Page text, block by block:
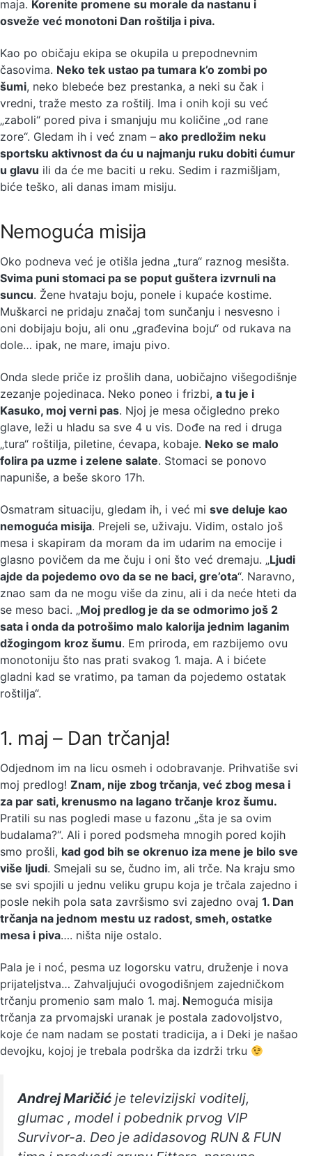
maja. Korenite promene su morale da nastanu i
osveže već monotoni Dan roštilja i piva.
Kao po običaju ekipa se okupila u prepodnevnim
časovima. Neko tek ustao pa tumara k’o zombi po
šumi, neko blebeće bez prestanka, a neki su čak i
vredni, traže mesto za roštilj. Ima i onih koji su već
„zaboli“ pored piva i smanjuju mu količine „od rane
zore“. Gledam ih i već znam – ako predložim neku
sportsku aktivnost da ću u najmanju ruku dobiti ćumur
u glavu ili da će me baciti u reku. Sedim i razmišljam,
biće teško, ali danas imam misiju.
Nemoguća misija
Oko podneva već je otišla jedna „tura“ raznog mesišta.
Svima puni stomaci pa se poput guštera izvrnuli na
suncu. Žene hvataju boju, ponele i kupaće kostime.
Muškarci ne pridaju značaj tom sunčanju i nesvesno i
oni dobijaju boju, ali onu „građevina boju“ od rukava na
dole… ipak, ne mare, imaju pivo.
Onda slede priče iz prošlih dana, uobičajno višegodišnje
zezanje pojedinaca. Neko poneo i frizbi, a tu je i
Kasuko, moj verni pas. Njoj je mesa očigledno preko
glave, leži u hladu sa sve 4 u vis. Dođe na red i druga
„tura“ roštilja, piletine, ćevapa, kobaje. Neko se malo
folira pa uzme i zelene salate. Stomaci se ponovo
napuniše, a beše skoro 17h.
Osmatram situaciju, gledam ih, i već mi sve deluje kao
nemoguća misija. Prejeli se, uživaju. Vidim, ostalo još
mesa i skapiram da moram da im udarim na emocije i
glasno povičem da me čuju i oni što već dremaju. „Ljudi
ajde da pojedemo ovo da se ne baci, gre’ota“. Naravno,
znao sam da ne mogu više da zinu, ali i da neće hteti da
se meso baci. „Moj predlog je da se odmorimo još 2
sata i onda da potrošimo malo kalorija jednim laganim
džogingom kroz šumu. Em priroda, em razbijemo ovu
monotoniju što nas prati svakog 1. maja. A i bićete
gladni kad se vratimo, pa taman da pojedemo ostatak
roštilja“.
1. maj – Dan trčanja!
Odjednom im na licu osmeh i odobravanje. Prihvatiše svi
moj predlog! Znam, nije zbog trčanja, već zbog mesa i
za par sati, krenusmo na lagano trčanje kroz šumu.
Pratili su nas pogledi mase u fazonu „šta je sa ovim
budalama?“. Ali i pored podsmeha mnogih pored kojih
smo prošli, kad god bih se okrenuo iza mene je bilo sve
više ljudi. Smejali su se, čudno im, ali trče. Na kraju smo
se svi spojili u jednu veliku grupu koja je trčala zajedno i
posle nekih pola sata završismo svi zajedno ovaj 1. Dan
trčanja na jednom mestu uz radost, smeh, ostatke
mesa i piva…. ništa nije ostalo.
Pala je i noć, pesma uz logorsku vatru, druženje i nova
prijateljstva… Zahvaljujući ovogodišnjem zajedničkom
trčanju promenio sam malo 1. maj. Nemoguća misija
trčanja za prvomajski uranak je postala zadovoljstvo,
koje će nam nadam se postati tradicija, a i Deki je našao
devojku, kojoj je trebala podrška da izdrži trku
Andrej Maričić je televizijski voditelj,
glumac , model i pobednik prvog VIP
Survivor-a. Deo je adidasovog RUN & FUN